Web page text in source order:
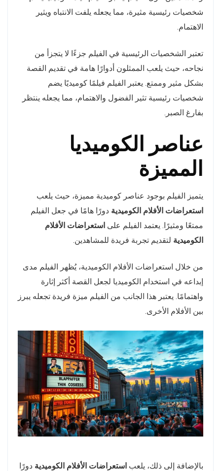
شخصيات رئيسية مثيرة، مما يجعله يلفت الانتباه ويثير
الاهتمام.
تعتبر الشخصيات الرئيسية في الفيلم جزءًا لا يتجزأ من
نجاحه، حيث يلعب الممثلون أدوارًا هامة في تقديم القصة
بشكل مثير وممتع. يعتبر الفيلم فيلمًا كوميديًا يضم
شخصيات رئيسية تثير الفضول والاهتمام، مما يجعله ينتظر
بفارغ الصبر.
عناصر الكوميديا
المميزة
يتميز الفيلم بوجود عناصر كوميدية مميزة، حيث يلعب
استعراضات الأفلام الكوميدية دورًا هامًا في جعل الفيلم
ممتعًا ومثيرًا. يعتمد الفيلم على استعراضات الأفلام
الكوميدية لتقديم تجربة فريدة للمشاهدين.
من خلال استعراضات الأفلام الكوميدية، يُظهر الفيلم مدى
إبداعه في استخدام الكوميديا لجعل القصة أكثر إثارة
واهتمامًا. يعتبر هذا الجانب من الفيلم ميزة فريدة تجعله يبرز
بين الأفلام الأخرى.
بالإضافة إلى ذلك، يلعب استعراضات الأفلام الكوميدية دورًا